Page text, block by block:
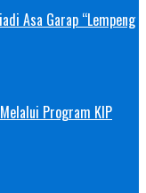
Asa Garap “Lempeng
Program KIP